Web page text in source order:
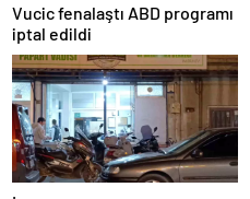
Vucic fenalaştı ABD programı
iptal edildi